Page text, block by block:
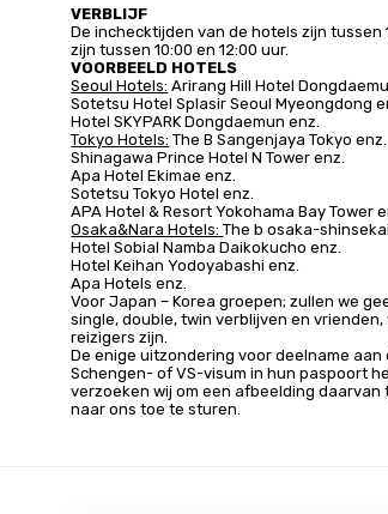
VERBLIJF
De inchecktijden van de hotels zijn tussen
zijn tussen 10:00 en 12:00 uur.
VOORBEELD HOTELS
Seoul Hotels: Arirang Hill Hotel
Sotetsu Hotel Splasir Seoul Myeongdong
Hotel SKYPARK Dongdaemun enz.
Tokyo Hotels: The B Sangenjaya Tokyo enz.
Shinagawa Prince Hotel N Tower enz.
Apa Hotel Ekimae enz.
Sotetsu Tokyo Hotel enz.
APA Hotel & Resort Yokohama Bay Tower
Osaka&Nara Hotels:The b osaka-
Hotel Sobial Namba Daikokucho enz.
Hotel Keihan Yodoyabashi enz.
Apa Hotels enz.
Voor Japan – Korea groepen; zullen we
single, double, twin verblijven en
reizigers zijn.
De enige uitzondering voor deelname
Schengen- of VS-visum in hun paspoort
verzoeken wij om een afbeelding
naar ons toe te sturen.